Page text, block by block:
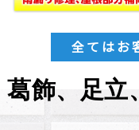
全てはお
葛飾、足立